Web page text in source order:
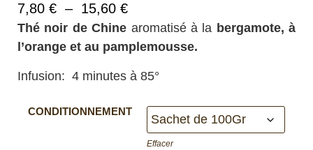
7,80 € – 15,60 €
Thé noir de Chine aromatisé à la bergamote, à
l’orange et au pamplemousse.
Infusion: 4 minutes à 85°
CONDITIONNEMENT
Effacer